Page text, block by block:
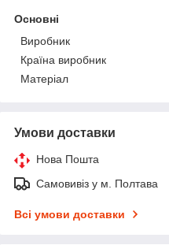
Основні
Виробник
Країна виробник
Матеріал
Умови доставки
Нова Пошта
Самовивіз у м. Полтава
Всі умови доставки